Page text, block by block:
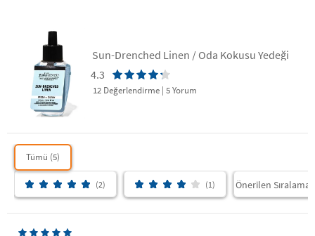
Sun-Drenched Linen / Oda Kokusu Yedeği
4.3
12 Değerlendirme | 5 Yorum
Tümü (5)
(2) (1)